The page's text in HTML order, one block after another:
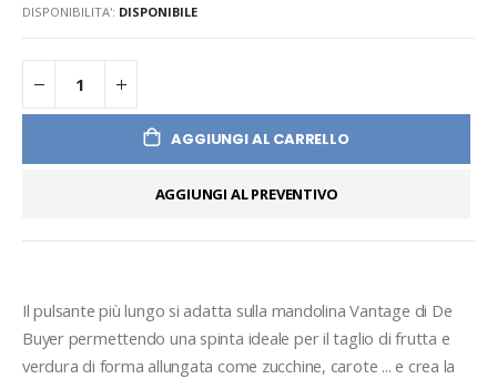
DISPONIBILITA': DISPONIBILE
AGGIUNGI AL CARRELLO
AGGIUNGI AL PREVENTIVO
Il pulsante più lungo si adatta sulla mandolina Vantage di De
Buyer permettendo una spinta ideale per il taglio di frutta e
verdura di forma allungata come zucchine, carote ... e crea la